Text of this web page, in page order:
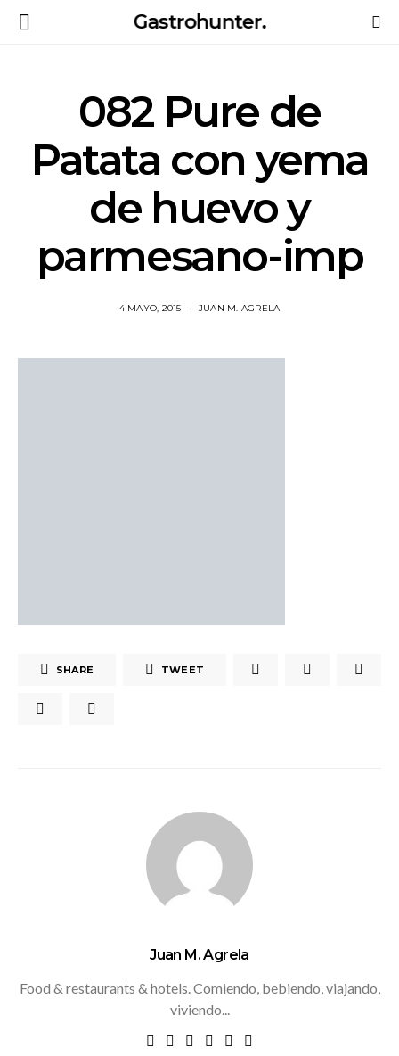
Gastrohunter.
082 Pure de
Patata con yema
de huevo y
parmesano-imp
4 MAYO, 2015 JUAN M. AGRELA
SHARE TWEET
Juan M. Agrela
Food & restaurants & hotels. Comiendo, bebiendo, viajando,
viviendo...